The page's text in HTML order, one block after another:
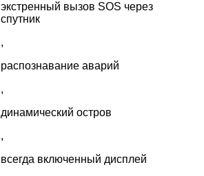
экстренный вызов SOS через
спутник
,
распознавание аварий
,
динамический остров
,
всегда включенный дисплей